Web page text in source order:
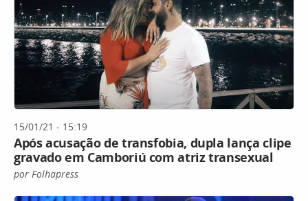
15/01/21 - 15:19
Após acusação de transfobia, dupla lança clipe
gravado em Camboriú com atriz transexual
por Folhapress